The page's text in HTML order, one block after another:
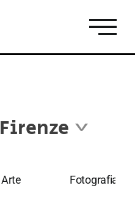
Firenze
Arte Fotografia